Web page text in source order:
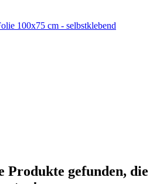
100x75 cm - selbstklebend
Produkte gefunden, die